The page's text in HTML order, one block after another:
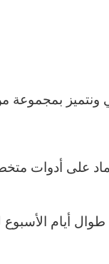
بمجموعة
على أدوات
الساعة حيث ندرك أن انسداد المجاري قد يحدث في أي وقت، لذلك